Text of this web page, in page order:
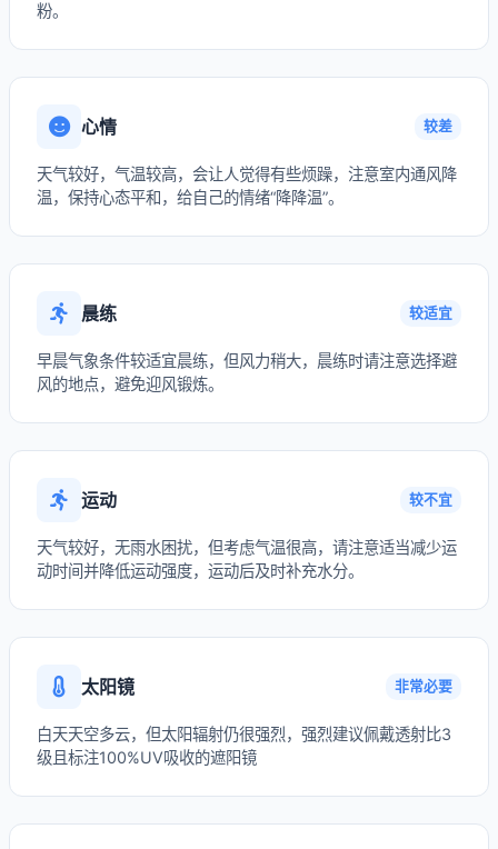
粉。
心情 较差
天气较好，气温较高，会让人觉得有些烦躁，注意室内通风降
温，保持心态平和，给自己的情绪“降降温”。
晨练 较适宜
早晨气象条件较适宜晨练，但风力稍大，晨练时请注意选择避
风的地点，避免迎风锻炼。
运动 较不宜
天气较好，无雨水困扰，但考虑气温很高，请注意适当减少运
动时间并降低运动强度，运动后及时补充水分。
太阳镜 非常必要
白天天空多云，但太阳辐射仍很强烈，强烈建议佩戴透射比3
级且标注100%UV吸收的遮阳镜